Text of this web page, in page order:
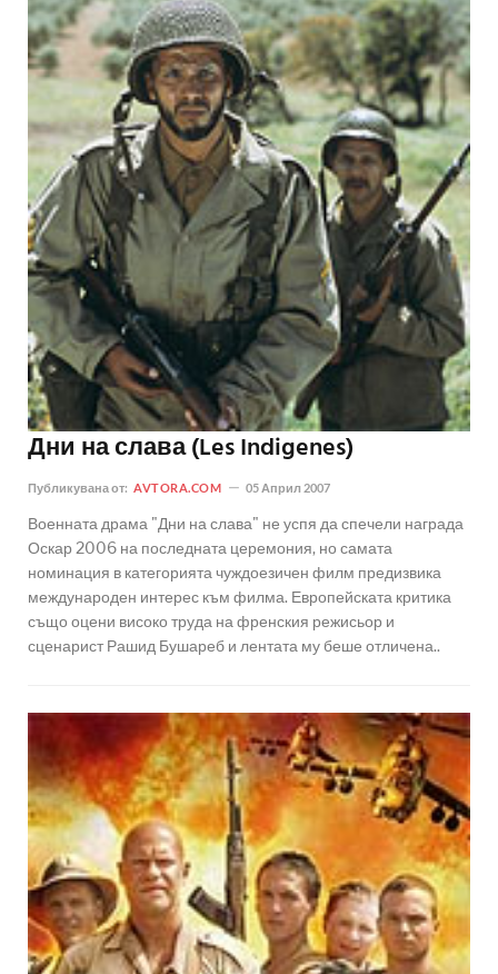
Дни на слава (Les Indigenes)
Публикувана от: AVTORA.COM 05 Април 2007
Военната драма "Дни на слава" не успя да спечели награда
Оскар 2006 на последната церемония, но самата
номинация в категорията чуждоезичен филм предизвика
международен интерес към филма. Европейската критика
също оцени високо труда на френския режисьор и
сценарист Рашид Бушареб и лентата му беше отличена..